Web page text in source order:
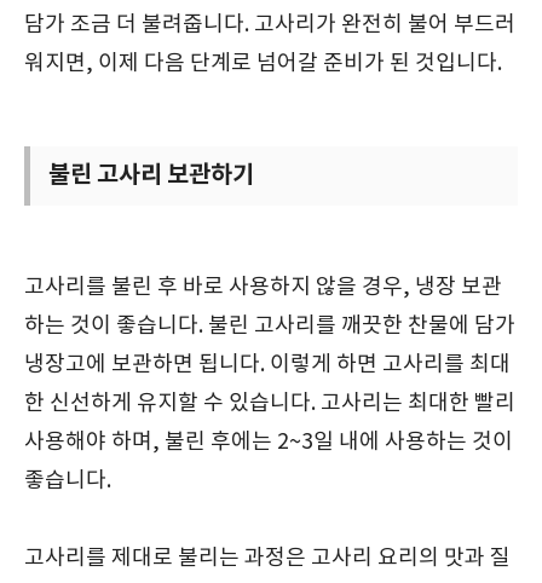
담가 조금 더 불려줍니다. 고사리가 완전히 불어 부드러
워지면, 이제 다음 단계로 넘어갈 준비가 된 것입니다.
불린 고사리 보관하기
고사리를 불린 후 바로 사용하지 않을 경우, 냉장 보관
하는 것이 좋습니다. 불린 고사리를 깨끗한 찬물에 담가
냉장고에 보관하면 됩니다. 이렇게 하면 고사리를 최대
한 신선하게 유지할 수 있습니다. 고사리는 최대한 빨리
사용해야 하며, 불린 후에는 2~3일 내에 사용하는 것이
좋습니다.
고사리를 제대로 불리는 과정은 고사리 요리의 맛과 질